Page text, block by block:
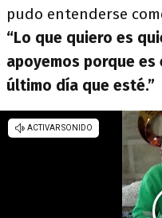
pudo entenderse
“Lo que quiero es
apoyemos porque
último día que esté.”